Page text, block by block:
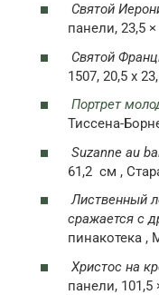
Святой
панели, 23,5 ×
Святой
1507, 20,5 x
Портрет
Тиссена-
Suzanne au
61,2 см ,
Лиственный
сражается с
пинакотека ,
Христос на
панели, 101,5